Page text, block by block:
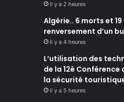
il y a 2 heures
Algérie.. 6 morts et
renversement d’un
il y a 4 heures
L’utilisation des
de la 12è
la sécurité
il y a 5 heures